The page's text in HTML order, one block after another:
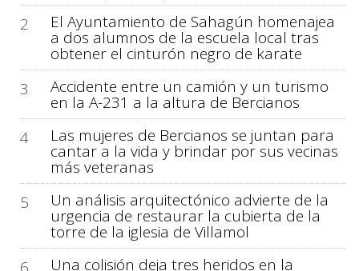
2
El Ayuntamiento de Sahagún homenajea
a dos alumnos de la escuela local tras
obtener el cinturón negro de karate
3
Accidente entre un camión y un turismo
en la A-231 a la altura de Bercianos
4
Las mujeres de Bercianos se juntan para
cantar a la vida y brindar por sus vecinas
más veteranas
5
Un análisis arquitectónico advierte de la
urgencia de restaurar la cubierta de la
torre de la iglesia de Villamol
Una colisión deja tres heridos en la